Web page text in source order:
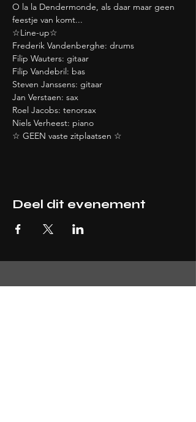
O la la Dendermonde, als daar maar geen
feestje van komt...
☆Line-up☆
Frederik Vandenberghe: drums
Filip Wauters: gitaar
Filip Vandebril: bas
Steven Janssens: gitaar
Jan Verstaen: sax
Roel Jacobs: tenorsax
Niels Verheest: piano
☆ GEEN vaste zitplaatsen ☆
Deel dit evenement